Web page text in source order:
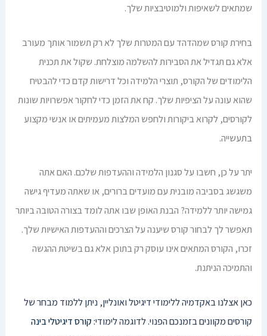
שמתאים לשאיפות ולמוטיבציות שלך.
בחירת קורס שמהדהד עם המטרות שלך לא רק תשמור אותך מעורב
אלא גם תגדיל את הסבירות להשלמה מוצלחת. שקול את תכנית
הלימודים של הקורס, תוצרי הלמידה וכל דרישות קדם כדי להבטיח
שהוא עונה על הציפיות שלך. קח את הזמן כדי לחקור אפשרויות שונות
לקורסים, לקרוא ביקורות ולחפש המלצות מעמיתים או אנשי מקצוע
בתעשייה.
יתר על כן, חשבו על סגנון הלמידה וההעדפות שלכם. האם אתה
משגשג בסביבה מובנית עם מועדים ברורים, או שאתה מעדיף גישה
גמישה יותר ללמידה? הבנת האופן שבו אתה לומד בצורה הטובה ביותר
תאפשר לך לבחור קורס שיענה על הצרכים וההעדפות האישיות שלך.
זכרו, הקורס המתאים אינו עוסק רק בתוכן אלא גם בשיטת ההגשה
והתמיכה הניתנת.
כאן אצלנו באקדמיה ללימודי דיגיטל ואונליין, ניתן ללמוד מבחר של
קורסים מקוונים בזמנכם הפנוי. לדוגמה לימודי:קורס דיגיטלי בינה